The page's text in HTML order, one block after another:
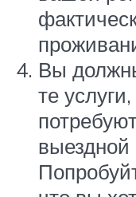
Вы
те
выездной